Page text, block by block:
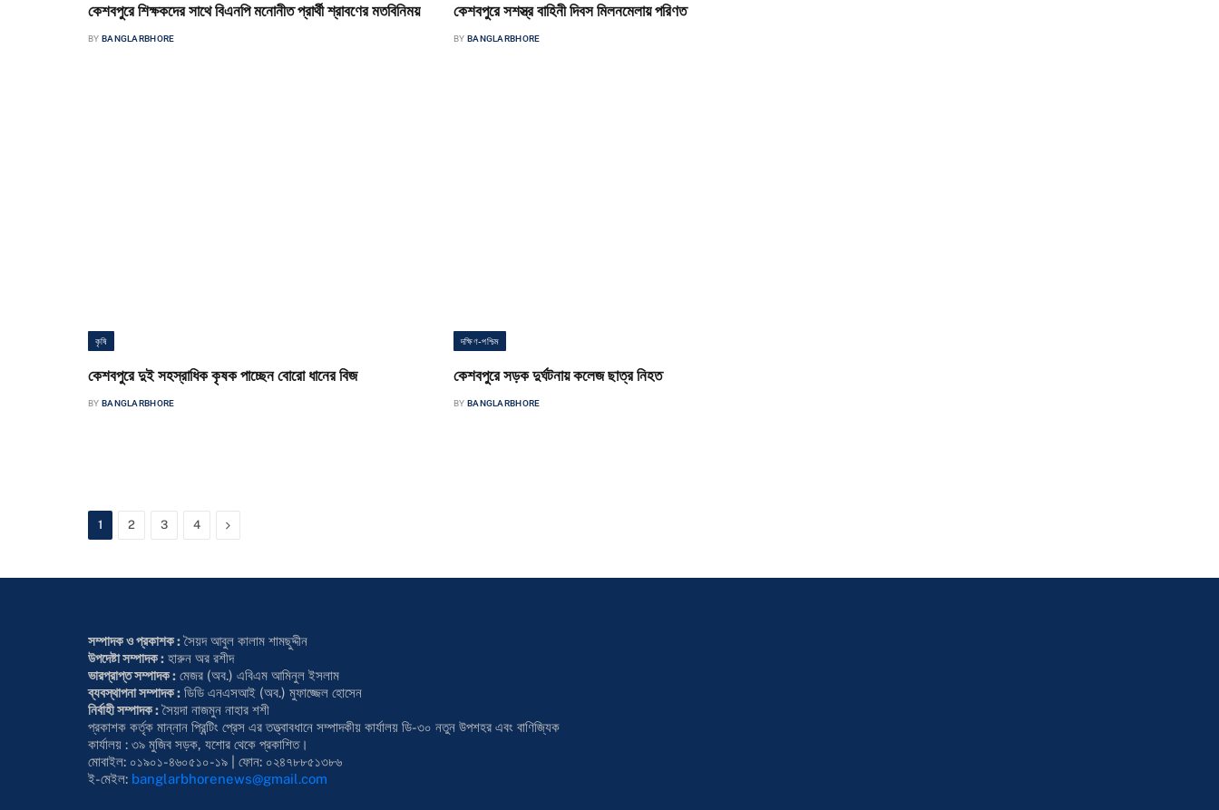
কেশবপুরে শিক্ষকদের সাথে বিএনপি মনোনীত প্রার্থী শ্রাবণের মতবিনিময়
BY BANGLARBHORE
কেশবপুরে সশস্ত্র বাহিনী দিবস মিলনমেলায় পরিণত
BY BANGLARBHORE
কৃষি
কেশবপুরে দুই সহস্রাধিক কৃষক পাচ্ছেন বোরো ধানের বিজ
BY BANGLARBHORE
দক্ষিণ-পশ্চিম
কেশবপুরে সড়ক দুর্ঘটনায় কলেজ ছাত্র নিহত
BY BANGLARBHORE
1 2 3 4 Next
সম্পাদক ও প্রকাশক :সৈয়দ আবুল কালাম শামছুদ্দীন
উপদেষ্টা সম্পাদক : হারুন অর রশীদ
ভারপ্রাপ্ত সম্পাদক : মেজর (অব.) এবিএম আমিনুল ইসলাম
ব্যবস্থাপনা সম্পাদক : ডিডি এনএসআই (অব.) মুফাজ্জেল হোসেন
নির্বাহী সম্পাদক :সৈয়দা নাজমুন নাহার শশী
প্রকাশক কর্তৃক মান্নান প্রিন্টিং প্রেস এর তত্ত্বাবধানে সম্পাদকীয় কার্যালয় ডি-৩০ নতুন উপশহর এবং বাণিজ্যিক
কার্যালয় : ৩৯ মুজিব সড়ক, যশোর থেকে প্রকাশিত।
মোবাইল: ০১৯০১-৪৬০৫১০-১৯ | ফোন: ০২৪৭৮৮৫১৩৮৬
ই-মেইল: banglarbhorenews@gmail.com